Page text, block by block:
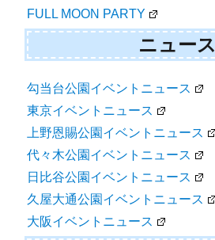
FULL MOON PARTY
ニュース
勾当台公園イベントニュース
東京イベントニュース
上野恩賜公園イベントニュース
代々木公園イベントニュース
日比谷公園イベントニュース
久屋大通公園イベントニュース
大阪イベントニュース